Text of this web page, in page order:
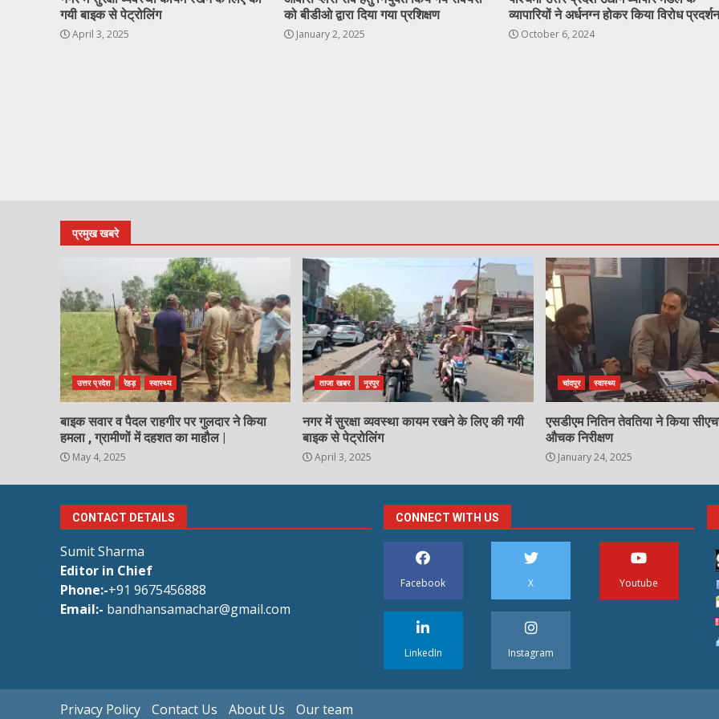
गयी बाइक से पेट्रोलिंग
April 3, 2025
को बीडीओ द्वारा दिया गया प्रशिक्षण
January 2, 2025
व्यापारियों ने अर्धनग्न होकर किया विरोध प्रदर्शन
October 6, 2024
प्रमुख खबरे
उत्तर प्रदेश रेहड़ स्वास्थ्य
बाइक सवार व पैदल राहगीर पर गुलदार ने किया
हमला , ग्रामीणों में दहशत का माहौल |
May 4, 2025
ताजा खबर नूरपुर
नगर में सुरक्षा व्यवस्था कायम रखने के लिए की गयी
बाइक से पेट्रोलिंग
April 3, 2025
चांदपुर स्वास्थ्य
एसडीएम नितिन तेवतिया ने किया
औचक निरीक्षण
January 24, 2025
CONTACT DETAILS
Sumit Sharma
Editor in Chief
Phone:-+91 9675456888
Email:- bandhansamachar@gmail.com
CONNECT WITH US
Facebook X Youtube
LinkedIn Instagram
Privacy Policy Contact Us About Us Our team